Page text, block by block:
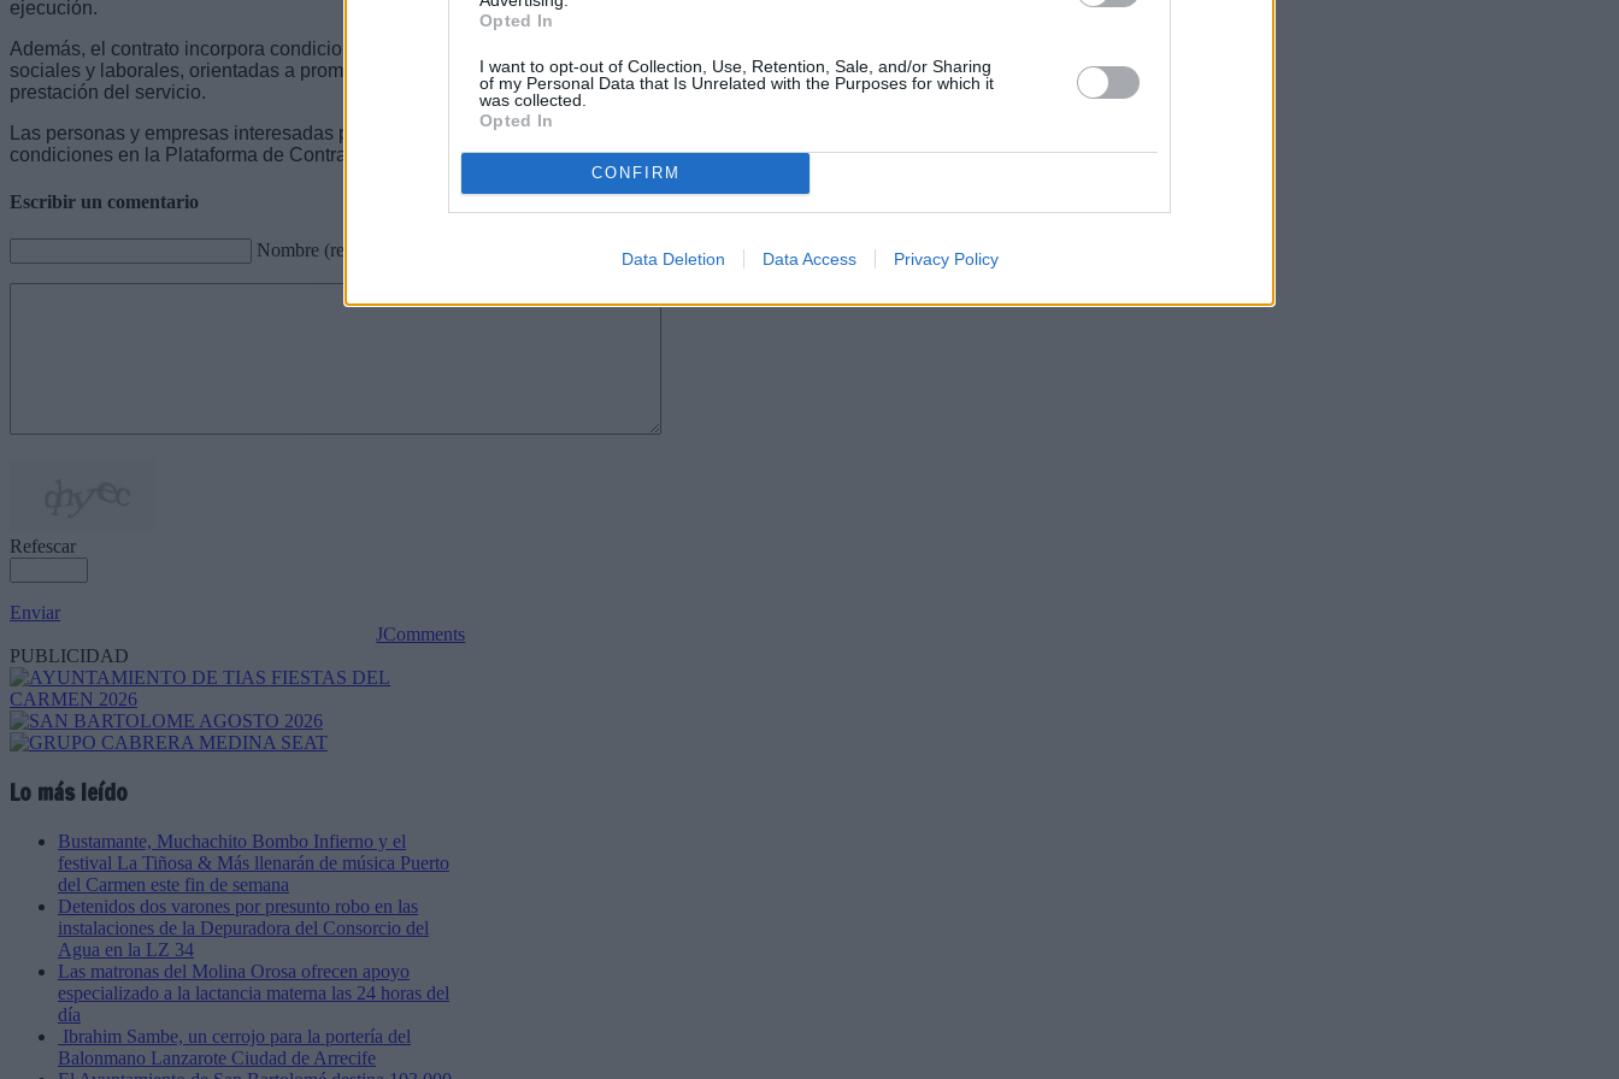
Opted In
I want to opt-out of Collection, Use, Retention, Sale, and/or Sharing
of my Personal Data that Is Unrelated with the Purposes for which it
was collected.
Opted In
CONFIRM
Data Deletion Data Access Privacy Policy
ejecución.
Además, el contrato incorpora condiciones especiales de ejecución relacionadas con criterios
sociales y laborales, orientadas a promover unas condiciones de trabajo justas durante la
prestación del servicio.
Las personas y empresas interesadas pueden consultar toda la documentación y los pliegos de
condiciones en la Plataforma de Contratación del Sector Público.
Escribir un comentario
Nombre (requerido)
Refescar
Enviar
JComments
PUBLICIDAD
Lo más leído
Bustamante, Muchachito Bombo Infierno y el
festival La Tiñosa & Más llenarán de música Puerto
del Carmen este fin de semana
Detenidos dos varones por presunto robo en las
instalaciones de la Depuradora del Consorcio del
Agua en la LZ 34
Las matronas del Molina Orosa ofrecen apoyo
especializado a la lactancia materna las 24 horas del
día
Ibrahim Sambe, un cerrojo para la portería del
Balonmano Lanzarote Ciudad de Arrecife